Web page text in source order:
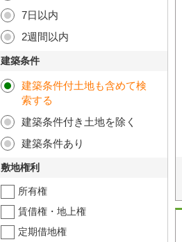
7日以内
2週間以内
建築条件
建築条件付土地も含めて検
索する
建築条件付き土地を除く
建築条件あり
敷地権利
所有権
賃借権・地上権
定期借地権